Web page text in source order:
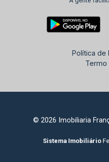
Política de
Termo
© 2026 Imobiliaria
Sistema Imobiliário